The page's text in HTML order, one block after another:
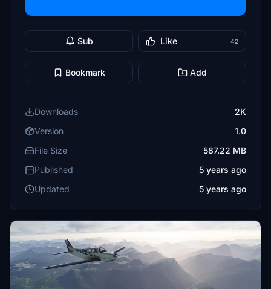
Sub Like 42
Bookmark Add
Downloads
2K
Version
1.0
File Size
587.22 MB
Published
5 years ago
Updated
5 years ago